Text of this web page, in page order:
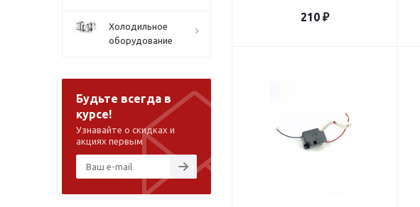
210 ₽
Холодильное
оборудование
Будьте всегда в
курсе!
Узнавайте о скидках и
акциях первым